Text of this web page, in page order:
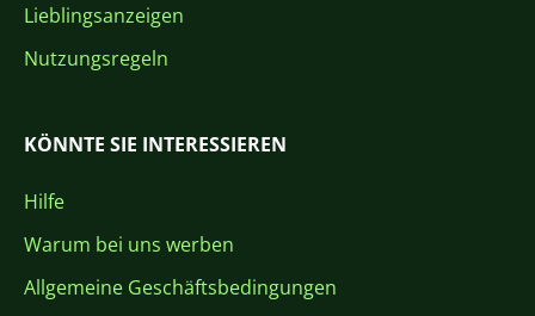
Lieblingsanzeigen
Nutzungsregeln
KÖNNTE SIE INTERESSIEREN
Hilfe
Warum bei uns werben
Allgemeine Geschäftsbedingungen